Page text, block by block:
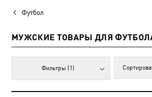
Футбол
МУЖСКИЕ ТОВАРЫ ДЛЯ
Фильтры (1)